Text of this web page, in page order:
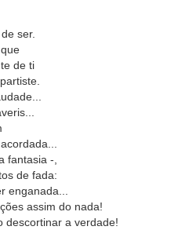
ser.
de ti
fantasia -,
de fada:
enganada...
assim do nada!
descortinar a verdade!